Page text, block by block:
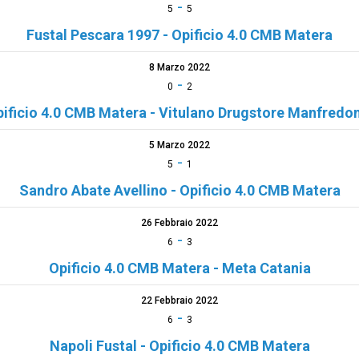
5 - 5
Fustal Pescara 1997 - Opificio 4.0 CMB Matera
8 Marzo 2022
0 - 2
4.0 CMB Matera - Vitulano Drugstore
5 Marzo 2022
5 - 1
Sandro Abate Avellino - Opificio 4.0 CMB Matera
26 Febbraio 2022
6 - 3
Opificio 4.0 CMB Matera - Meta Catania
22 Febbraio 2022
6 - 3
Napoli Fustal - Opificio 4.0 CMB Matera